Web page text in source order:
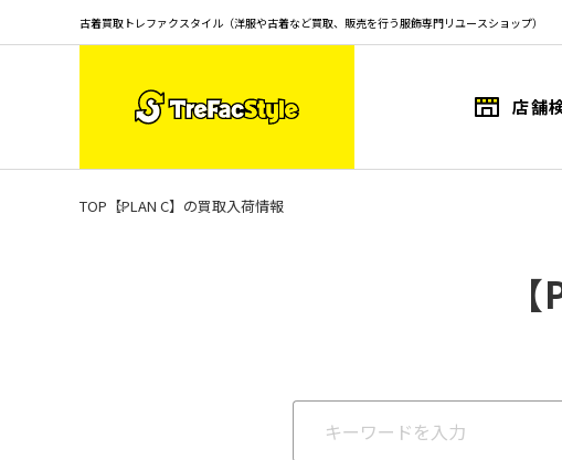
古着買取トレファクスタイル（洋服や古着など買取、販売を行う服飾専門リユースショップ）
店舗
TOP 【PLAN C】の買取入荷情報